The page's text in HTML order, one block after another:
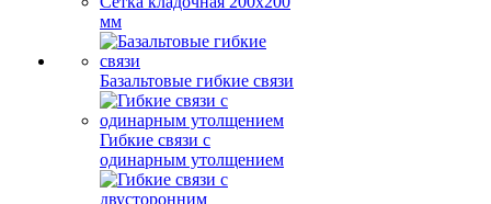
мм
Базальтовые гибкие связи
Гибкие связи с
одинарным утолщением